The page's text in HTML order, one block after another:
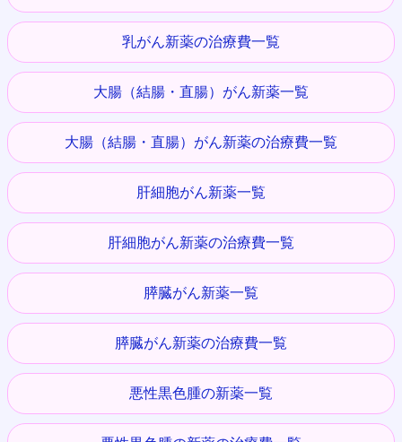
乳がん新薬の治療費一覧
大腸（結腸・直腸）がん新薬一覧
大腸（結腸・直腸）がん新薬の治療費一覧
肝細胞がん新薬一覧
肝細胞がん新薬の治療費一覧
膵臓がん新薬一覧
膵臓がん新薬の治療費一覧
悪性黒色腫の新薬一覧